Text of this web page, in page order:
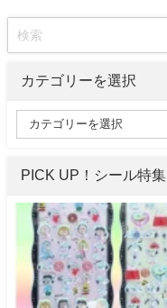
カテゴリーを選択
PICK UP！シール特集